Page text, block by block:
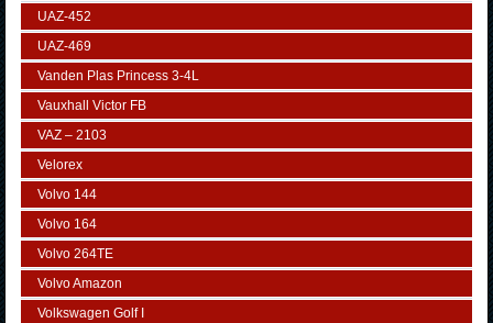
UAZ-452
UAZ-469
Vanden Plas Princess 3-4L
Vauxhall Victor FB
VAZ – 2103
Velorex
Volvo 144
Volvo 164
Volvo 264TE
Volvo Amazon
Volkswagen Golf I